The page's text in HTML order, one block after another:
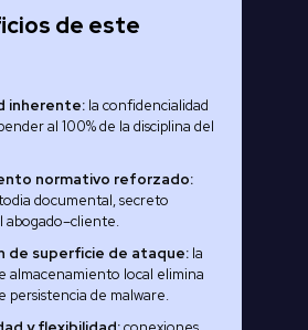
de este
inherente: la confidencialidad
al 100% de la disciplina del
normativo reforzado:
documental, secreto
abogado–cliente.
de superficie de ataque: la
almacenamiento local elimina
persistencia de malware.